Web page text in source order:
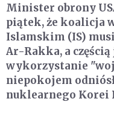
Minister obrony
piątek, że koalicja
Islamskim (IS)
Ar-Rakka, a
wykorzystanie
niepokojem
nuklearnego Korei